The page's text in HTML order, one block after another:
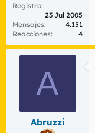
Registro
23 Jul 2005
Mensajes
4.151
Reacciones
4
A
Abruzzi